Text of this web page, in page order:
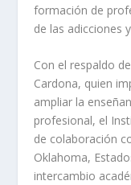
formación de
de las adicciones
Con el respaldo
Cardona, quien
ampliar la
profesional, el
de colaboración
Oklahoma,
intercambio